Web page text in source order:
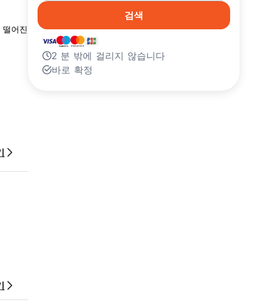
어진
검색
2 분 밖에 걸리지 않습니다
바로 확정